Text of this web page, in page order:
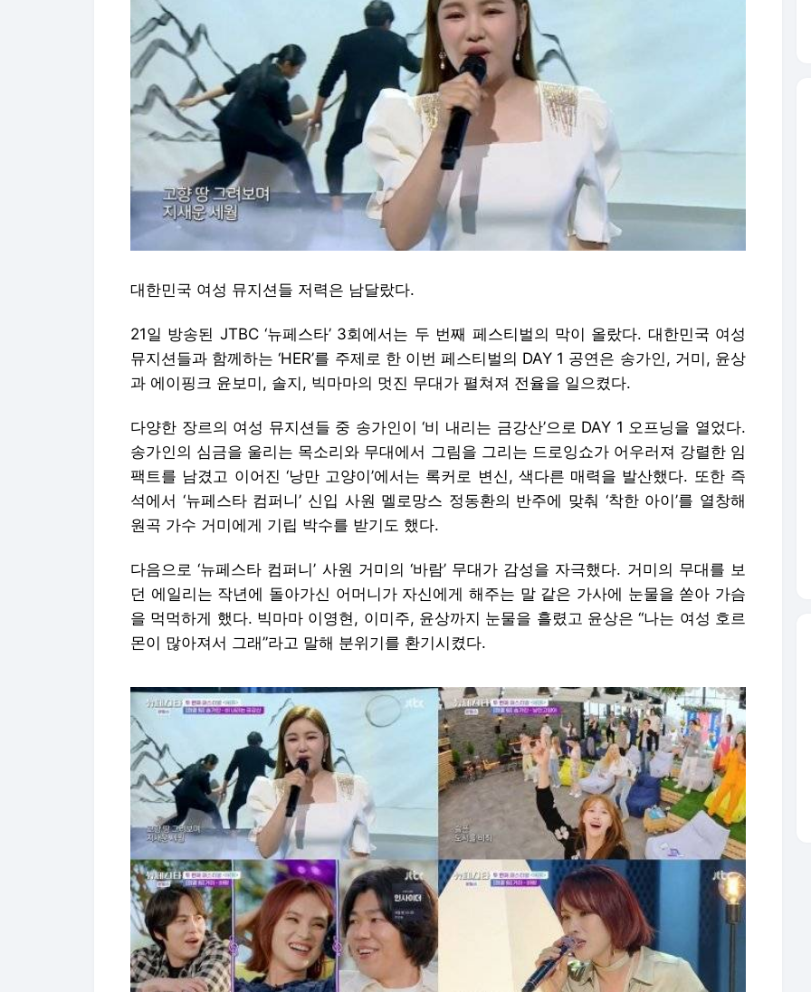
대한민국 여성 뮤지션들 저력은 남달랐다.
21일 방송된 JTBC ‘뉴페스타’ 3회에서는 두 번째 페스티벌의 막이 올랐다. 대한민국 여성
뮤지션들과 함께하는 ‘HER’를 주제로 한 이번 페스티벌의 DAY 1 공연은 송가인, 거미, 윤상
과 에이핑크 윤보미, 솔지, 빅마마의 멋진 무대가 펼쳐져 전율을 일으켰다.
다양한 장르의 여성 뮤지션들 중 송가인이 ‘비 내리는 금강산’으로 DAY 1 오프닝을 열었다.
송가인의 심금을 울리는 목소리와 무대에서 그림을 그리는 드로잉쇼가 어우러져 강렬한 임
팩트를 남겼고 이어진 ‘낭만 고양이’에서는 록커로 변신, 색다른 매력을 발산했다. 또한 즉
석에서 ‘뉴페스타 컴퍼니’ 신입 사원 멜로망스 정동환의 반주에 맞춰 ‘착한 아이’를 열창해
원곡 가수 거미에게 기립 박수를 받기도 했다.
다음으로 ‘뉴페스타 컴퍼니’ 사원 거미의 ‘바람’ 무대가 감성을 자극했다. 거미의 무대를 보
던 에일리는 작년에 돌아가신 어머니가 자신에게 해주는 말 같은 가사에 눈물을 쏟아 가슴
을 먹먹하게 했다. 빅마마 이영현, 이미주, 윤상까지 눈물을 흘렸고 윤상은 “나는 여성 호르
몬이 많아져서 그래”라고 말해 분위기를 환기시켰다.